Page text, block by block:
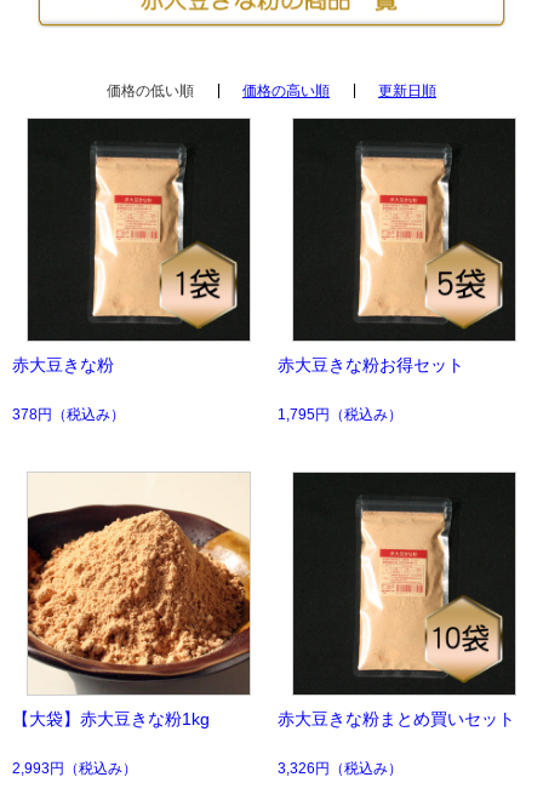
価格の低い順 価格の高い順 更新日順
赤大豆きな粉
378円 （税込み）
赤大豆きな粉お得セット
1,795円 （税込み）
【大袋】赤大豆きな粉1kg
2,993円 （税込み）
赤大豆きな粉まとめ買いセット
3,326円 （税込み）